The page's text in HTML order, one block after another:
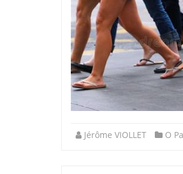
Jérôme VIOLLET O